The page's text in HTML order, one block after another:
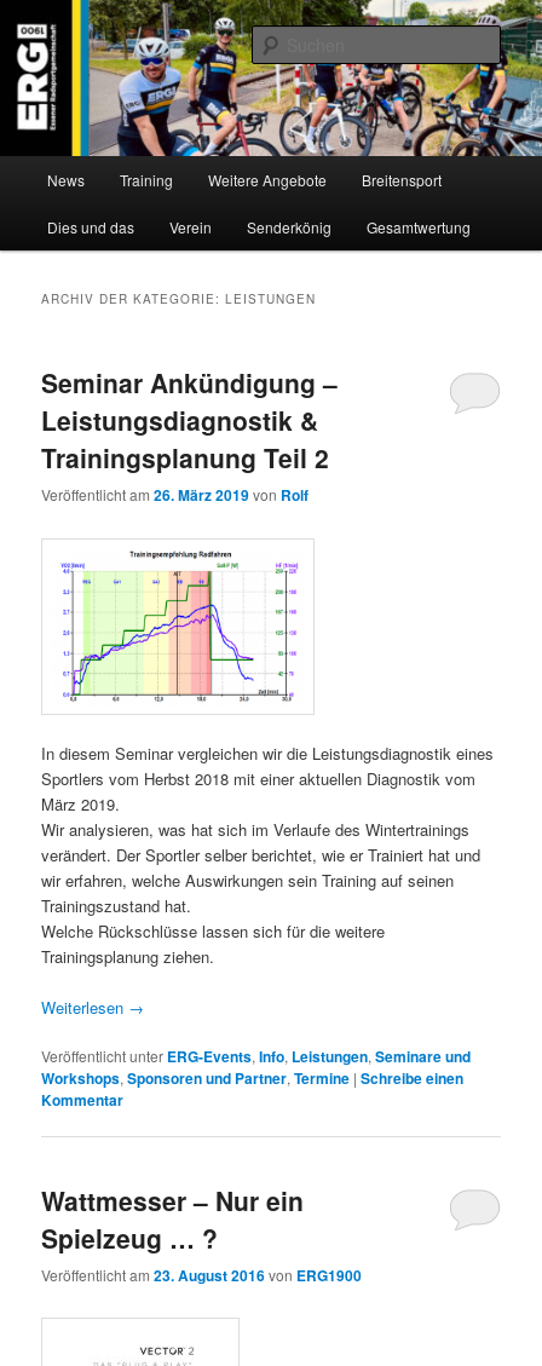
Inhalt
wechseln
sekundären
Inhalt
wechselnERG 1900 e.V
Willkommen bei der Essener Radsportgemeinschaft
News Training Weitere Angebote Breitensport
Dies und das Verein Senderkönig Gesamtwertung
ARCHIV DER KATEGORIE:LEISTUNGEN
Seminar Ankündigung –
Leistungsdiagnostik &
Trainingsplanung Teil 2
Veröffentlicht am26. März 2019von Rolf
In diesem Seminar vergleichen wir die Leistungsdiagnostik eines
Sportlers vom Herbst 2018 mit einer aktuellen Diagnostik vom
März 2019.
Wir analysieren, was hat sich im Verlaufe des Wintertrainings
verändert. Der Sportler selber berichtet, wie er Trainiert hat und
wir erfahren, welche Auswirkungen sein Training auf seinen
Trainingszustand hat.
Welche Rückschlüsse lassen sich für die weitere
Trainingsplanung ziehen.
Weiterlesen →
Veröffentlicht unter ERG-Events,Info, Leistungen,Seminare und
Workshops,Sponsoren und Partner,Termine |Schreibe einen
Kommentar
Wattmesser – Nur ein
Spielzeug … ?
Veröffentlicht am23. August 2016von ERG1900